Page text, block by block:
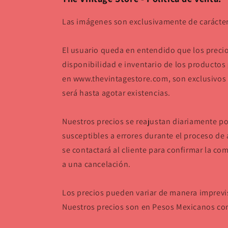
Las imágenes son exclusivamente de
El usuario queda en entendido que los
disponibilidad e inventario de los productos
en www.thevintagestore.com, son
será hasta agotar existencias.
Nuestros precios se reajustan diariamente
susceptibles a errores durante el proceso
se contactará al cliente para confirmar la
a una cancelación.
Los precios pueden variar de manera
Nuestros precios son en Pesos Mexicanos